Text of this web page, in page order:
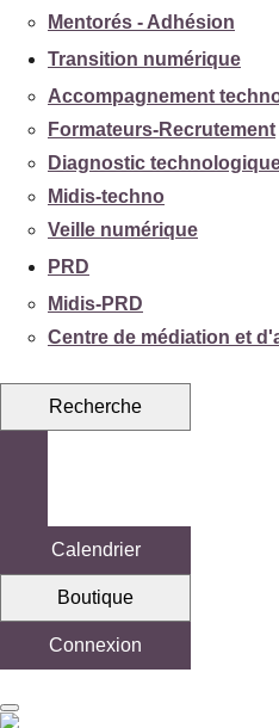
Mentorés - Adhésion
Transition numérique
Accompagnement
Formateurs-Recrutement
Diagnostic
Midis-techno
Veille numérique
PRD
Midis-PRD
Centre de médiation et
Recherche
Calendrier
Boutique
Connexion